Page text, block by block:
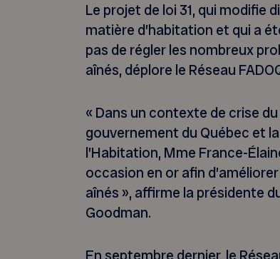
Le projet de loi 31, qui modifie
matière d’habitation et qui a
pas de régler les nombreux
aînés, déplore le Réseau
« Dans un contexte de crise
gouvernement du Québec et
l’Habitation, Mme France-
occasion en or afin
aînés », affirme la présidente
Goodman.